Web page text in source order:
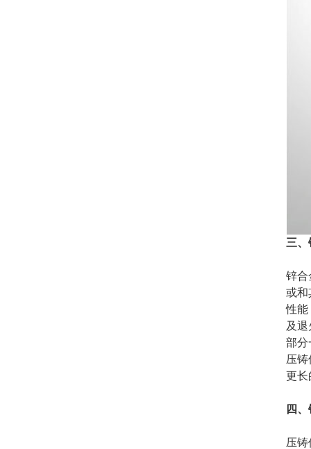
三、
锌合
或和
性能
及
部分
压
更长
四
压